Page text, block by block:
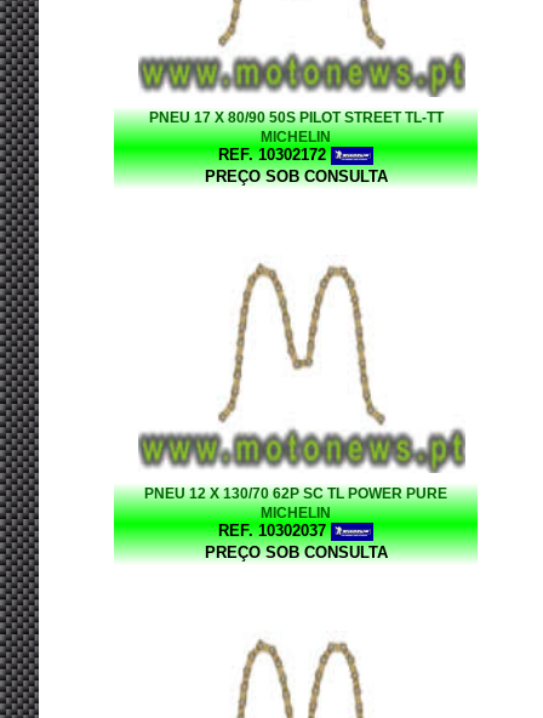
PNEU 17 X 80/90 50S PILOT STREET TL-TT
MICHELIN
REF. 10302172
PREÇO SOB CONSULTA
PNEU 12 X 130/70 62P SC TL POWER PURE
MICHELIN
REF. 10302037
PREÇO SOB CONSULTA